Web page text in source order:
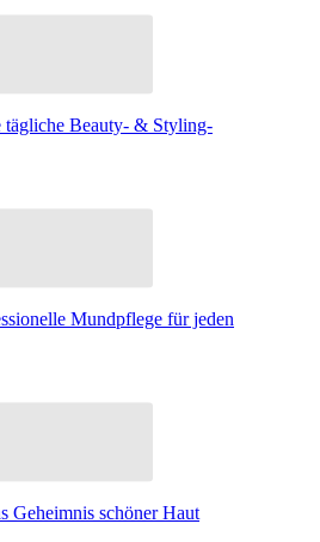
tägliche Beauty- & Styling-
Mundpflege für jeden
Geheimnis schöner Haut